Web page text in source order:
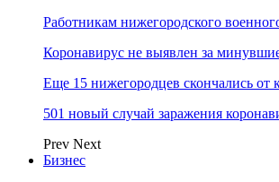
Работникам нижегородского
Коронавирус не выявлен за
Еще 15 нижегородцев скончались от
501 новый случай заражения
Prev Next
Бизнес